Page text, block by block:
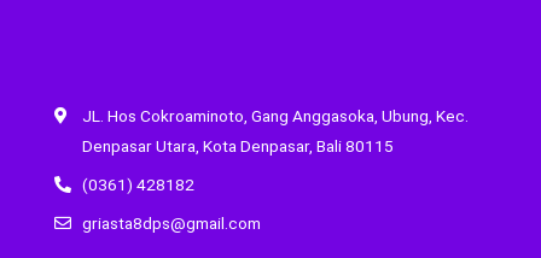
JL. Hos Cokroaminoto, Gang Anggasoka, Ubung, Kec.
Denpasar Utara, Kota Denpasar, Bali 80115
(0361) 428182
griasta8dps@gmail.com